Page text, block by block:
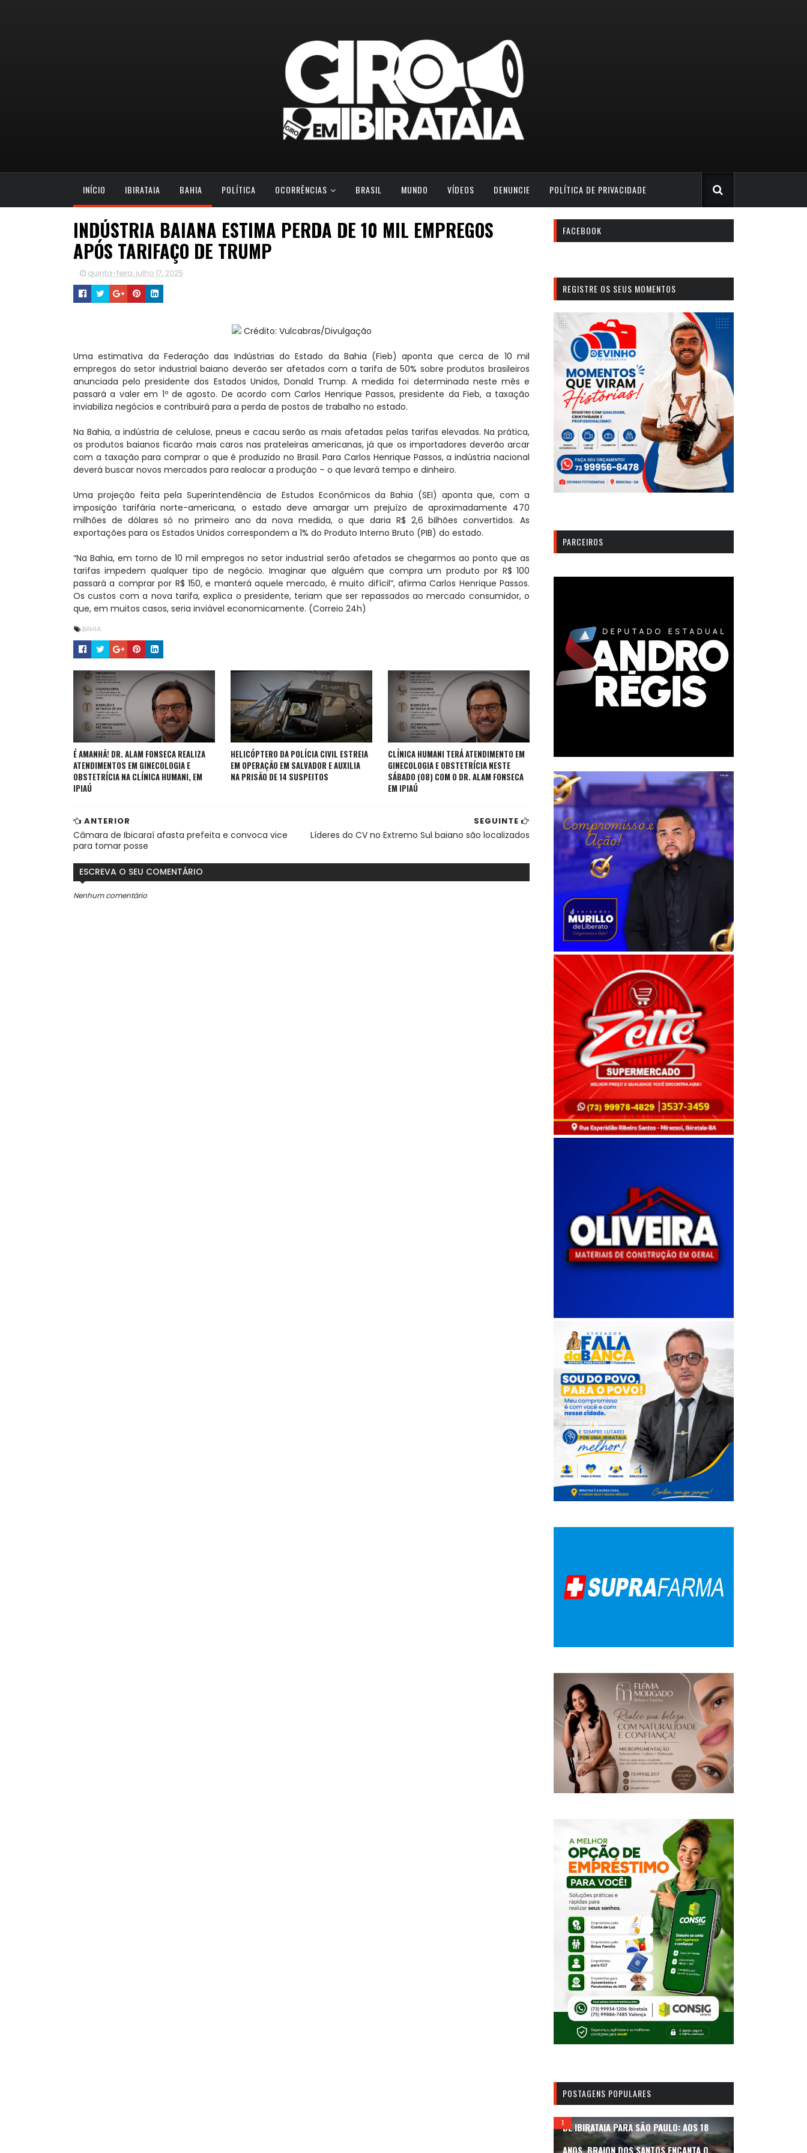
INÍCIO IBIRATAIA BAHIA POLÍTICA OCORRÊNCIAS BRASIL MUNDO VÍDEOS DENUNCIE POLÍTICA DE PRIVACIDADE
INDÚSTRIA BAIANA ESTIMA PERDA DE 10 MIL EMPREGOS
APÓS TARIFAÇO DE TRUMP
quinta-feira, julho 17, 2025
Crédito: Vulcabras/Divulgação
Uma estimativa da Federação das Indústrias do Estado da Bahia (Fieb) aponta que cerca de 10 mil
empregos do setor industrial baiano deverão ser afetados com a tarifa de 50% sobre produtos brasileiros
anunciada pelo presidente dos Estados Unidos, Donald Trump. A medida foi determinada neste mês e
passará a valer em 1º de agosto. De acordo com Carlos Henrique Passos, presidente da Fieb, a taxação
inviabiliza negócios e contribuirá para a perda de postos de trabalho no estado.
Na Bahia, a indústria de celulose, pneus e cacau serão as mais afetadas pelas tarifas elevadas. Na prática,
os produtos baianos ficarão mais caros nas prateleiras americanas, já que os importadores deverão arcar
com a taxação para comprar o que é produzido no Brasil. Para Carlos Henrique Passos, a indústria nacional
deverá buscar novos mercados para realocar a produção – o que levará tempo e dinheiro.
Uma projeção feita pela Superintendência de Estudos Econômicos da Bahia (SEI) aponta que, com a
imposição tarifária norte-americana, o estado deve amargar um prejuízo de aproximadamente 470
milhões de dólares só no primeiro ano da nova medida, o que daria R$ 2,6 bilhões convertidos. As
exportações para os Estados Unidos correspondem a 1% do Produto Interno Bruto (PIB) do estado.
“Na Bahia, em torno de 10 mil empregos no setor industrial serão afetados se chegarmos ao ponto que as
tarifas impedem qualquer tipo de negócio. Imaginar que alguém que compra um produto por R$ 100
passará a comprar por R$ 150, e manterá aquele mercado, é muito difícil”, afirma Carlos Henrique Passos.
Os custos com a nova tarifa, explica o presidente, teriam que ser repassados ao mercado consumidor, o
que, em muitos casos, seria inviável economicamente. (Correio 24h)
BAHIA
É AMANHÃ! DR. ALAM FONSECA REALIZA
ATENDIMENTOS EM GINECOLOGIA E
OBSTETRÍCIA NA CLÍNICA HUMANI, EM
IPIAÚ
HELICÓPTERO DA POLÍCIA CIVIL ESTREIA
EM OPERAÇÃO EM SALVADOR E AUXILIA
NA PRISÃO DE 14 SUSPEITOS
CLÍNICA HUMANI TERÁ ATENDIMENTO EM
GINECOLOGIA E OBSTETRÍCIA NESTE
SÁBADO (08) COM O DR. ALAM FONSECA
EM IPIAÚ
SEGUINTE
Líderes do CV no Extremo Sul baiano são localizados
ANTERIOR
Câmara de Ibicaraí afasta prefeita e convoca vice
para tomar posse
ESCREVA O SEU COMENTÁRIO
Nenhum comentário
FACEBOOK
REGISTRE OS SEUS MOMENTOS
PARCEIROS
POSTAGENS POPULARES
DE IBIRATAIA PARA SÃO PAULO: AOS 18
ANOS, BRAION DOS SANTOS ENCANTA O